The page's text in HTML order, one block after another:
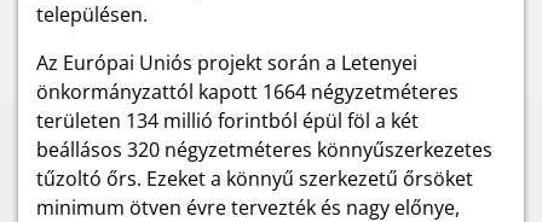
településen.
Az Európai Uniós projekt során a Letenyei
önkormányzattól kapott 1664 négyzetméteres
területen 134 millió forintból épül föl a két
beállásos 320 négyzetméteres könnyűszerkezetes
tűzoltó őrs. Ezeket a könnyű szerkezetű őrsöket
minimum ötven évre tervezték és nagy előnye,